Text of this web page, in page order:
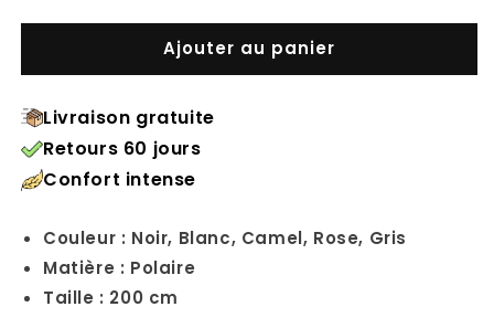
Ajouter au panier
Livraison gratuite
Retours 60 jours
Confort intense
Couleur : Noir, Blanc, Camel, Rose, Gris
Matière : Polaire
Taille : 200 cm